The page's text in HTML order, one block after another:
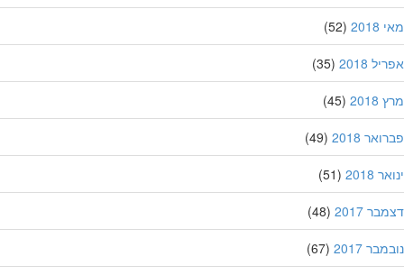
(52)
2018
(35)
(45)
2018
(49)
2018
(51)
2017
(48)
2017
(67)